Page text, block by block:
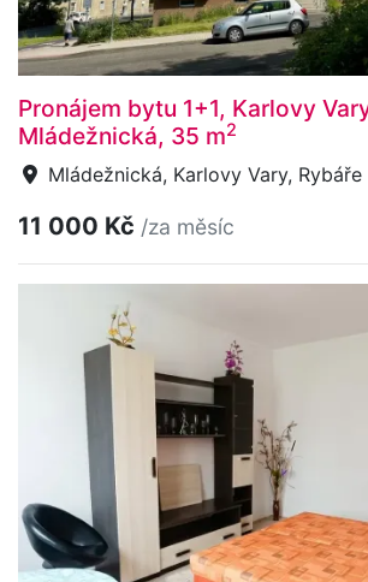
Pronájem bytu 1+1, Karlovy
Mládežnická, 35 m2
Mládežnická, Karlovy Vary, Rybáře
11 000 Kč /za měsíc